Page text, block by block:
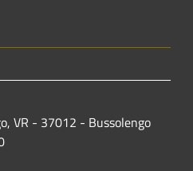
VR - 37012 - Bussolengo